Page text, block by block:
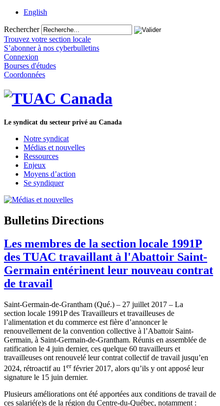
English
Rechercher
Trouvez votre section locale
S’abonner à nos cyberbulletins
Connexion
Bourses d'études
Coordonnées
Le syndicat du secteur privé au Canada
Notre syndicat
Médias et nouvelles
Ressources
Enjeux
Moyens d’action
Se syndiquer
Bulletins Directions
Les membres de la section locale 1991P
des TUAC travaillant à l'Abattoir Saint-
Germain entérinent leur nouveau contrat
de travail
Saint-Germain-de-Grantham (Qué.) – 27 juillet 2017 – La
section locale 1991P des Travailleurs et travailleuses de
l’alimentation et du commerce est fière d’annoncer le
renouvellement de la convention collective à l’Abattoir Saint-
Germain, à Saint-Germain-de-Grantham. Réunis en assemblée de
ratification le 4 juin dernier, ces quelque 60 travailleurs et
travailleuses ont renouvelé leur contrat collectif de travail jusqu’en
2024, rétroactif au 1 erfévrier 2017, alors qu’ils y ont apposé leur
signature le 15 juin dernier.
Plusieurs améliorations ont été apportées aux conditions de travail de
ces salarié(e)s de la région du Centre-du-Québec, notamment :